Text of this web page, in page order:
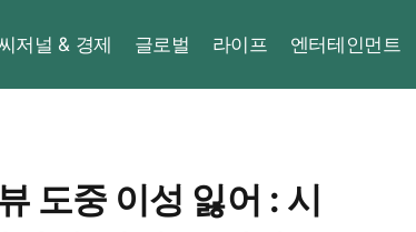
저널 & 경제 글로벌 라이프 엔터테인먼트
도중 이성 잃어 : 시